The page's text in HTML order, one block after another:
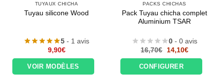
TUYAUX CHICHA
Tuyau silicone Wood
5 - 1 avis
9,90€
VOIR MODÈLES
PACKS CHICHAS
Pack Tuyau chicha complet
Aluminium TSAR
0 - 0 avis
16,70€
Le
initial
était :
16,70€.
14,10€Le
actuel
14,10€.
CONFIGURER